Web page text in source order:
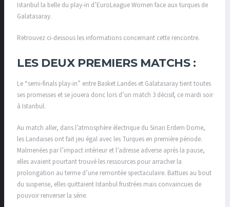
Istanbul la belle du play-in d’EuroLeague Women face aux turques de
Galatasaray.
Retrouvez ci-dessous les informations concernant cette rencontre.
LES DEUX PREMIERS MATCHS :
Le “semi-finals play-in” entre Basket Landes et Galatasaraytient toutes
ses promesses et se jouera donc lors d’un match 3 décisif, ce mardi soir
à Istanbul.
Au match aller, dans l’atmosphère électrique du Sinan Erdem Dome,
les Landaises ont fait jeu égal avec les Turques en première période.
Malmenées par l’impact intérieur et l’adresse adverse après la pause,
elles avaient pourtant trouvé les ressources pour arracher la
prolongation au terme d’une remontée spectaculaire. Battues au bout
du suspense, elles quittaient Istanbul frustrées mais convaincues de
pouvoir renverser la série.